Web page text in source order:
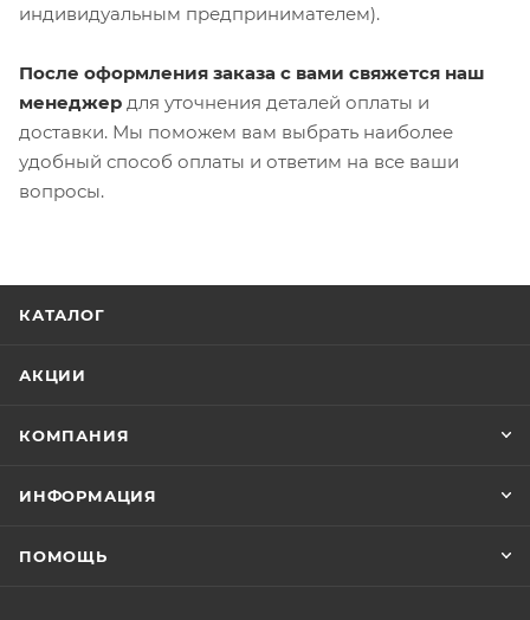
индивидуальным предпринимателем).
После оформления заказа с вами свяжется наш
менеджер для уточнения деталей оплаты и
доставки. Мы поможем вам выбрать наиболее
удобный способ оплаты и ответим на все ваши
вопросы.
КАТАЛОГ
АКЦИИ
КОМПАНИЯ
ИНФОРМАЦИЯ
ПОМОЩЬ